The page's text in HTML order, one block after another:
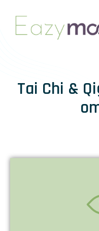
Tai Chi &